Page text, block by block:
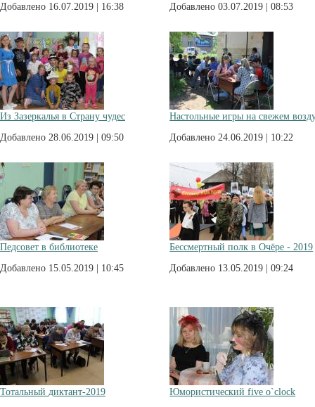
Добавлено 16.07.2019 | 16:38
Добавлено 03.07.2019 | 08:53
Из Зазеркалья в Страну чудес
Добавлено 28.06.2019 | 09:50
Настольные игры на свежем
Добавлено 24.06.2019 | 10:22
Педсовет в библиотеке
Добавлено 15.05.2019 | 10:45
Бессмертный полк в Очёре - 2019
Добавлено 13.05.2019 | 09:24
Тотальный диктант-2019
Юмористический five o`clock